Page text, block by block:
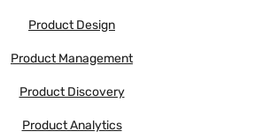
Product Design
Product Management
Product Discovery
Product Analytics